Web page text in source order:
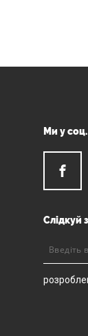
Ми у
Слідкуй